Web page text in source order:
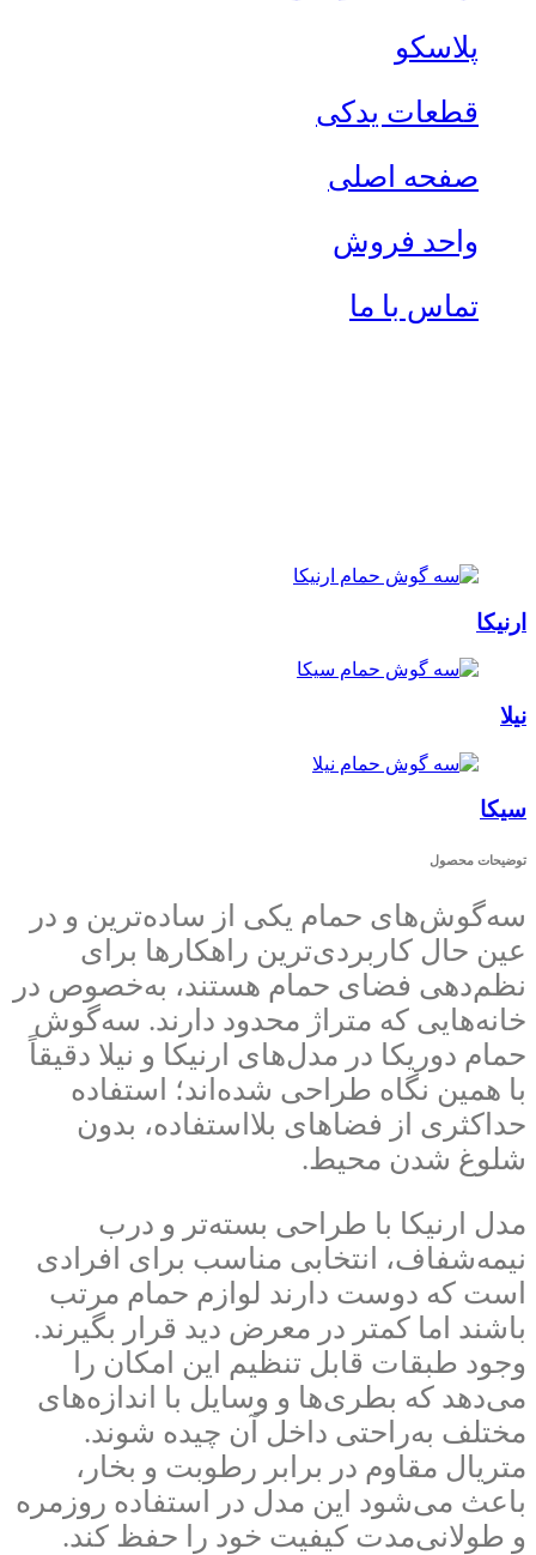
پلاسکو
قطعات یدکی
صفحه اصلی
واحد فروش
تماس با ما
ارنیکا
نیلا
سیکا
توضیحات محصول
سه‌گوش‌های حمام یکی از ساده‌ترین و در
عین حال کاربردی‌ترین راهکارها برای
نظم‌دهی فضای حمام هستند، به‌خصوص در
خانه‌هایی که متراژ محدود دارند. سه‌گوش
حمام دوریکا در مدل‌های ارنیکا و نیلا دقیقاً
با همین نگاه طراحی شده‌اند؛ استفاده
حداکثری از فضاهای بلااستفاده، بدون
شلوغ شدن محیط.
مدل ارنیکا با طراحی بسته‌تر و درب
نیمه‌شفاف، انتخابی مناسب برای افرادی
است که دوست دارند لوازم حمام مرتب
باشند اما کمتر در معرض دید قرار بگیرند.
وجود طبقات قابل تنظیم این امکان را
می‌دهد که بطری‌ها و وسایل با اندازه‌های
مختلف به‌راحتی داخل آن چیده شوند.
متریال مقاوم در برابر رطوبت و بخار،
باعث می‌شود این مدل در استفاده روزمره
و طولانی‌مدت کیفیت خود را حفظ کند.